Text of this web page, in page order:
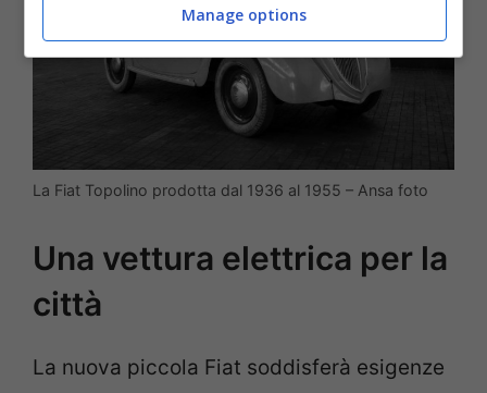
La Fiat Topolino prodotta dal 1936 al 1955 – Ansa foto
Una vettura elettrica per la
città
La nuova piccola Fiat soddisferà esigenze
Manage options